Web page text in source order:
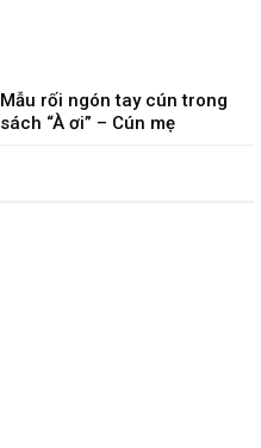
Mẫu rối ngón tay cún trong
sách “À ơi” – Cún mẹ